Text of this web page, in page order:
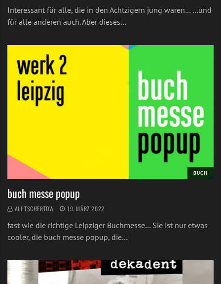
Interessant für alle, die in den Achtzigern jung waren… …und
für alle anderen auch. Aber dieses…
BUCH
buch messe popup
ALI TSCHERTOW 19. MÄRZ 2022
fast wie die richtige Leipziger Buchmesse… Sie ist nur etwas
cooler, die buch messe popup, die…